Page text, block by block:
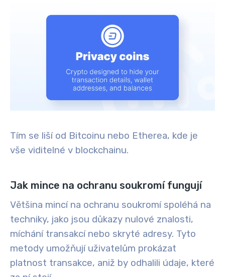
Tím se liší od Bitcoinu nebo Etherea, kde je
vše viditelné v blockchainu.
Jak mince na ochranu soukromí fungují
Většina mincí na ochranu soukromí spoléhá na
techniky, jako jsou důkazy nulové znalosti,
míchání transakcí nebo skryté adresy. Tyto
metody umožňují uživatelům prokázat
platnost transakce, aniž by odhalili údaje, které